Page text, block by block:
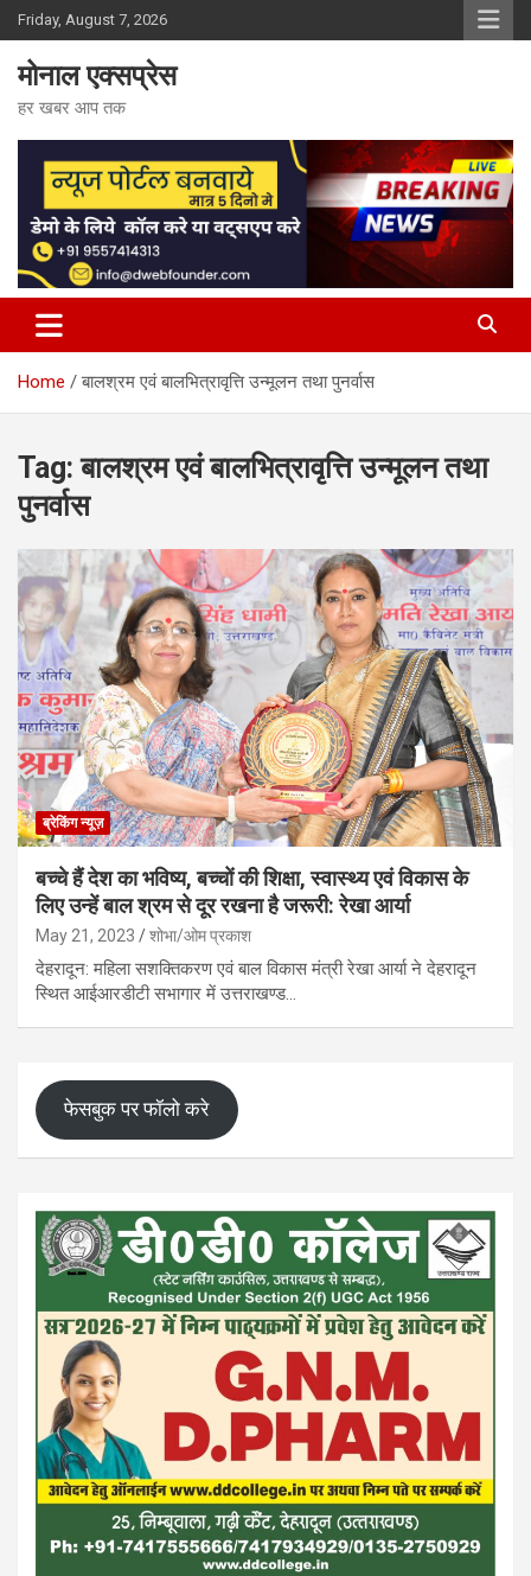
Skip
to
content
Friday, August 7, 2026
मोनाल एक्सप्रेस
हर खबर आप तक
Home बालश्रम एवं बालभित्रावृत्ति उन्मूलन तथा पुनर्वास
Tag:बालश्रम एवं बालभित्रावृत्ति उन्मूलन तथा
पुनर्वास
ब्रेकिंग न्यूज़
बच्चे हैं देश का भविष्य, बच्चों की शिक्षा, स्वास्थ्य एवं विकास के
लिए उन्हें बाल श्रम से दूर रखना है जरूरी: रेखा आर्या
May 21, 2023 शोभा/ओम प्रकाश
देहरादून: महिला सशक्तिकरण एवं बाल विकास मंत्री रेखा आर्या ने देहरादून
स्थित आईआरडीटी सभागार में उत्तराखण्ड…
फेसबुक पर फॉलो करे